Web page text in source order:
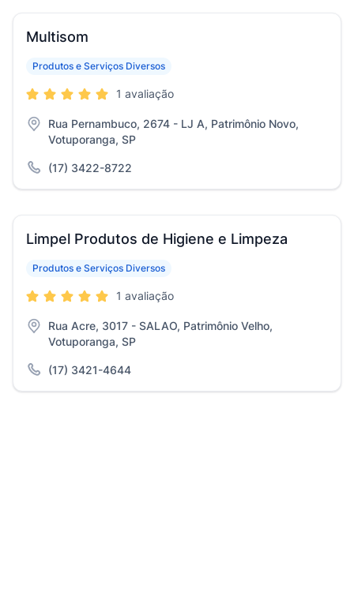
Multisom
Produtos e Serviços Diversos
1 avaliação
Rua Pernambuco, 2674 - LJ A, Patrimônio Novo,
Votuporanga, SP
(17) 3422-8722
Limpel Produtos de Higiene e Limpeza
Produtos e Serviços Diversos
1 avaliação
Rua Acre, 3017 - SALAO, Patrimônio Velho,
Votuporanga, SP
(17) 3421-4644